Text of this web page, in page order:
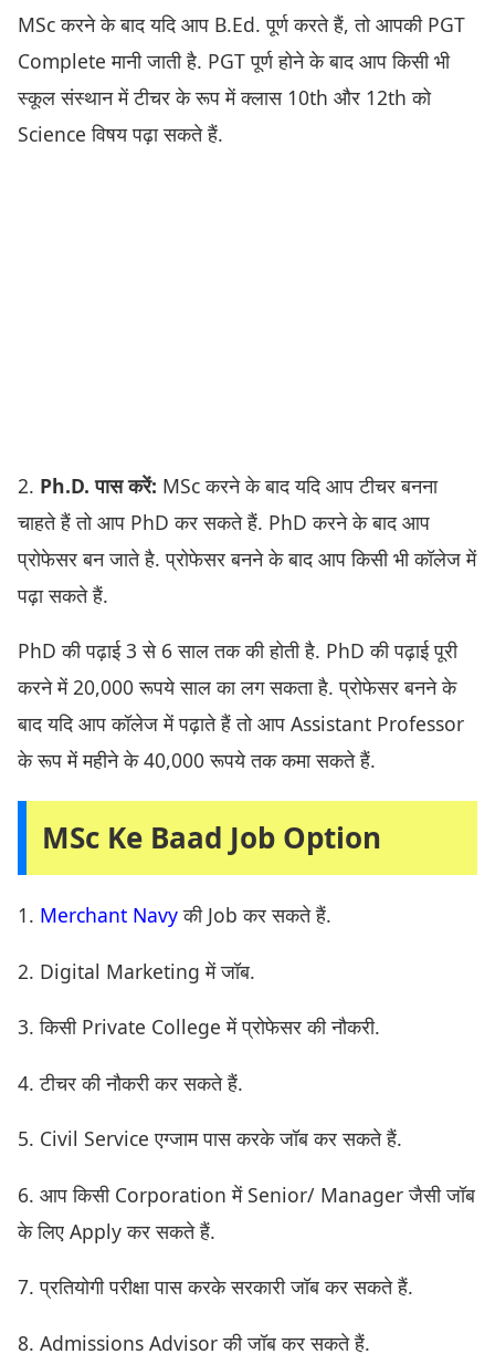
MSc करने के बाद यदि आप B.Ed. पूर्ण करते हैं, तो आपकी PGT
Complete मानी जाती है. PGT पूर्ण होने के बाद आप किसी भी
स्कूल संस्थान में टीचर के रूप में क्लास 10th और 12th को
Science विषय पढ़ा सकते हैं.
2. Ph.D. पास करें: MSc करने के बाद यदि आप टीचर बनना
चाहते हैं तो आप PhD कर सकते हैं. PhD करने के बाद आप
प्रोफेसर बन जाते है. प्रोफेसर बनने के बाद आप किसी भी कॉलेज में
पढ़ा सकते हैं.
PhD की पढ़ाई 3 से 6 साल तक की होती है. PhD की पढ़ाई पूरी
करने में 20,000 रूपये साल का लग सकता है. प्रोफेसर बनने के
बाद यदि आप कॉलेज में पढ़ाते हैं तो आप Assistant Professor
के रूप में महीने के 40,000 रूपये तक कमा सकते हैं.
MSc Ke Baad Job Option
1. Merchant Navyकी Job कर सकते हैं.
2. Digital Marketing में जॉब.
3. किसी Private College में प्रोफेसर की नौकरी.
4. टीचर की नौकरी कर सकते हैं.
5. Civil Service एग्जाम पास करके जॉब कर सकते हैं.
6. आप किसी Corporation में Senior/ Manager जैसी जॉब
के लिए Apply कर सकते हैं.
7. प्रतियोगी परीक्षा पास करके सरकारी जॉब कर सकते हैं.
8. Admissions Advisor की जॉब कर सकते हैं.